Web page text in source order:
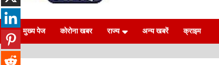
CHAMAKTA BHARAT
NEWS
मुख्य पेज कोरोना खबर राज्य अन्य खबरें क्राइम